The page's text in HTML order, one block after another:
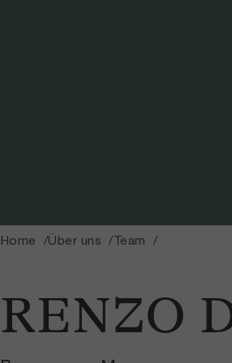
Home Über uns Team
RENZO